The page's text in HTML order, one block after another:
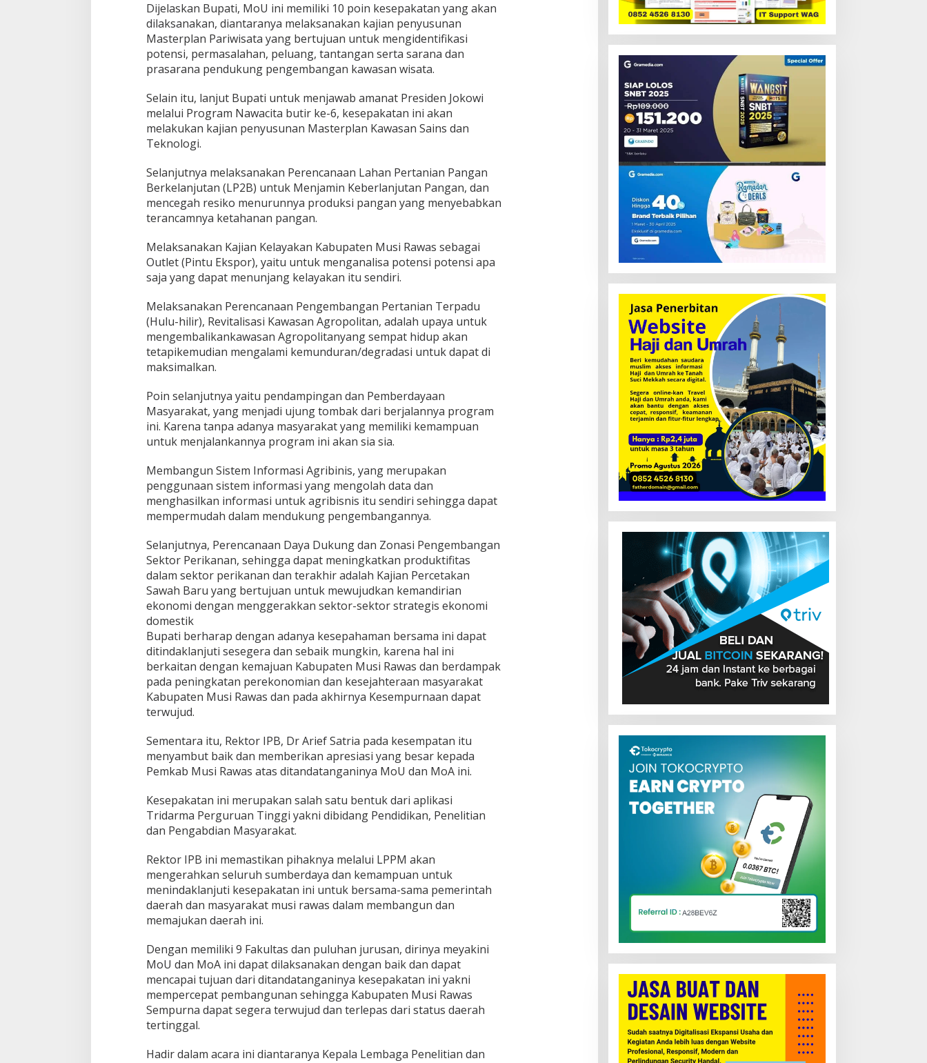
Dijelaskan Bupati, MoU ini memiliki 10 poin kesepakatan yang akan
dilaksanakan, diantaranya melaksanakan kajian penyusunan
Masterplan Pariwisata yang bertujuan untuk mengidentifikasi
potensi, permasalahan, peluang, tantangan serta sarana dan
prasarana pendukung pengembangan kawasan wisata.
Selain itu, lanjut Bupati untuk menjawab amanat Presiden Jokowi
melalui Program Nawacita butir ke-6, kesepakatan ini akan
melakukan kajian penyusunan Masterplan Kawasan Sains dan
Teknologi.
Selanjutnya melaksanakan Perencanaan Lahan Pertanian Pangan
Berkelanjutan (LP2B) untuk Menjamin Keberlanjutan Pangan, dan
mencegah resiko menurunnya produksi pangan yang menyebabkan
terancamnya ketahanan pangan.
Melaksanakan Kajian Kelayakan Kabupaten Musi Rawas sebagai
Outlet (Pintu Ekspor), yaitu untuk menganalisa potensi potensi apa
saja yang dapat menunjang kelayakan itu sendiri.
Melaksanakan Perencanaan Pengembangan Pertanian Terpadu
(Hulu-hilir), Revitalisasi Kawasan Agropolitan, adalah upaya untuk
mengembalikankawasan Agropolitanyang sempat hidup akan
tetapikemudian mengalami kemunduran/degradasi untuk dapat di
maksimalkan.
Poin selanjutnya yaitu pendampingan dan Pemberdayaan
Masyarakat, yang menjadi ujung tombak dari berjalannya program
ini. Karena tanpa adanya masyarakat yang memiliki kemampuan
untuk menjalankannya program ini akan sia sia.
Membangun Sistem Informasi Agribinis, yang merupakan
penggunaan sistem informasi yang mengolah data dan
menghasilkan informasi untuk agribisnis itu sendiri sehingga dapat
mempermudah dalam mendukung pengembangannya.
Selanjutnya, Perencanaan Daya Dukung dan Zonasi Pengembangan
Sektor Perikanan, sehingga dapat meningkatkan produktifitas
dalam sektor perikanan dan terakhir adalah Kajian Percetakan
Sawah Baru yang bertujuan untuk mewujudkan kemandirian
ekonomi dengan menggerakkan sektor-sektor strategis ekonomi
domestik
Bupati berharap dengan adanya kesepahaman bersama ini dapat
ditindaklanjuti sesegera dan sebaik mungkin, karena hal ini
berkaitan dengan kemajuan Kabupaten Musi Rawas dan berdampak
pada peningkatan perekonomian dan kesejahteraan masyarakat
Kabupaten Musi Rawas dan pada akhirnya Kesempurnaan dapat
terwujud.
Sementara itu, Rektor IPB, Dr Arief Satria pada kesempatan itu
menyambut baik dan memberikan apresiasi yang besar kepada
Pemkab Musi Rawas atas ditandatanganinya MoU dan MoA ini.
Kesepakatan ini merupakan salah satu bentuk dari aplikasi
Tridarma Perguruan Tinggi yakni dibidang Pendidikan, Penelitian
dan Pengabdian Masyarakat.
Rektor IPB ini memastikan pihaknya melalui LPPM akan
mengerahkan seluruh sumberdaya dan kemampuan untuk
menindaklanjuti kesepakatan ini untuk bersama-sama pemerintah
daerah dan masyarakat musi rawas dalam membangun dan
memajukan daerah ini.
Dengan memiliki 9 Fakultas dan puluhan jurusan, dirinya meyakini
MoU dan MoA ini dapat dilaksanakan dengan baik dan dapat
mencapai tujuan dari ditandatanganinya kesepakatan ini yakni
mempercepat pembangunan sehingga Kabupaten Musi Rawas
Sempurna dapat segera terwujud dan terlepas dari status daerah
tertinggal.
Hadir dalam acara ini diantaranya Kepala Lembaga Penelitian dan